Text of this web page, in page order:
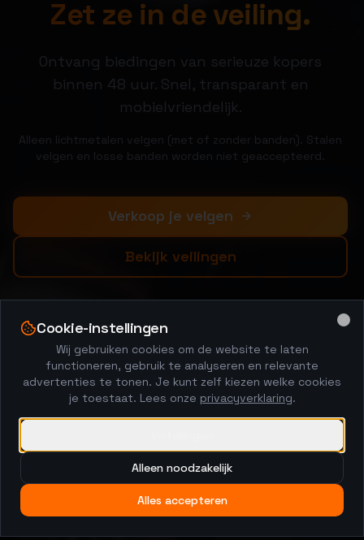
Zet ze in de veiling.
Ontvang biedingen van serieuze kopers
binnen 48 uur. Snel, transparant en
mobielvriendelijk.
Alleen lichtmetalen velgen (met of zonder banden). Stalen
velgen en losse banden worden niet geaccepteerd.
Verkoop je velgen
Bekijk veilingen
Cookie-instellingen
Wij gebruiken cookies om de website te laten
functioneren, gebruik te analyseren en relevante
advertenties te tonen. Je kunt zelf kiezen welke cookies
je toestaat. Lees onze privacyverklaring.
Alleen noodzakelijk
Alles accepteren